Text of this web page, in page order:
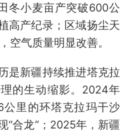
冬小麦亩产突破600公
高产纪录；区域扬尘天
空气质量明显改善。
是新疆持续推进塔克拉
的生动缩影。2024年
公里的环塔克拉玛干沙
“合龙”；2025年，新疆